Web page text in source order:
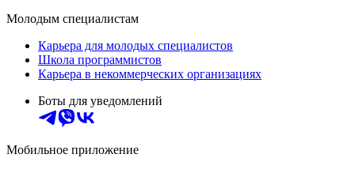
Молодым специалистам
Карьера для молодых специалистов
Школа программистов
Карьера в некоммерческих организациях
Боты для уведомлений
Мобильное приложение